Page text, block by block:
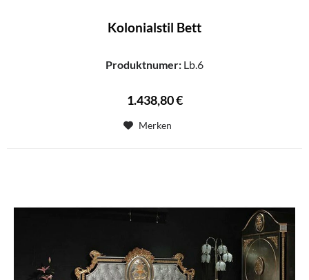
Kolonialstil Bett
Produktnumer: Lb.6
1.438,80 €
Merken